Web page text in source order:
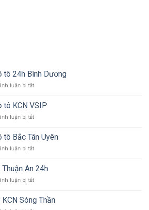
tô 24h Bình Dương
luận bị tắtở
vỏ
xe
ô
24h
Dương
tô KCN VSIP
luận bị tắtở
vỏ
xe
ô
KCN
tô Bắc Tân Uyên
luận bị tắtở
vỏ
xe
ô
Bắc
Tân
An 24h
luận bị tắtở
ô
Sóng Thần